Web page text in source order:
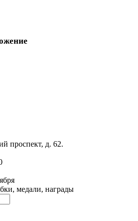
проспект, д. 62.
медали, награды